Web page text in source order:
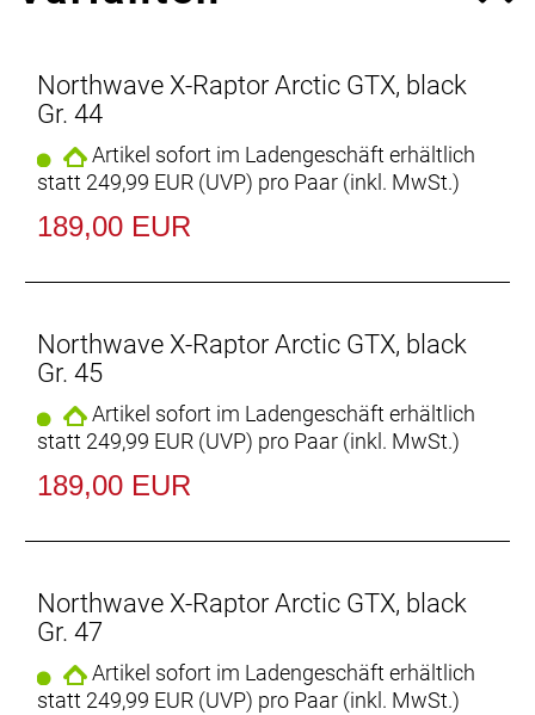
Rattler Membran garantiert uneingeschränkten
Bewegungs- und Tragekomfort bei absolutem
Wetterschutz. Die Manschette wird wie ein Strumpf
einfach über den Fuß gezogen
- die innovative Explorer Sohle verspricht eine
und Laufkomfort auf jedem Untergrund. Das Profil
griffigem Michelin Naturkautschuk.
Northwave X-Raptor Arctic GTX, black
Gr. 44
Artikel sofort im Ladengeschäft erhältlich
statt 249,99 EUR (UVP) pro Paar (inkl. MwSt.)
189,00 EUR
Northwave X-Raptor Arctic GTX, black
Gr. 45
Artikel sofort im Ladengeschäft erhältlich
statt 249,99 EUR (UVP) pro Paar (inkl. MwSt.)
189,00 EUR
Northwave X-Raptor Arctic GTX, black
Gr. 47
Artikel sofort im Ladengeschäft erhältlich
statt 249,99 EUR (UVP) pro Paar (inkl. MwSt.)